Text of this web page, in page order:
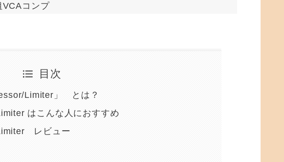
VCAコンプ
目次
Limiter」 とは？
はこんな人におすすめ
レビュー